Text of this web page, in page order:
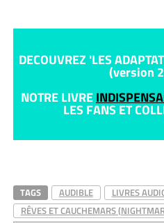
DECOUVREZ 'LES
(version
NOTRE LIVRE
LES FANS ET
TAGS AUDIBLE
LIVRES
RÊVES ET CAUCHEMARS